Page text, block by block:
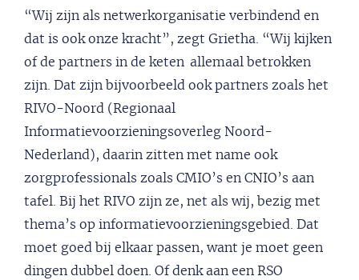
“Wij zijn als netwerkorganisatie verbindend en
dat is ook onze kracht”, zegt Grietha. “Wij kijken
of de partners in de keten allemaal betrokken
zijn. Dat zijn bijvoorbeeld ook partners zoals het
RIVO-Noord (Regionaal
Informatievoorzieningsoverleg Noord-
Nederland), daarin zitten met name ook
zorgprofessionals zoals CMIO’s en CNIO’s aan
tafel. Bij het RIVO zijn ze, net als wij, bezig met
thema’s op informatievoorzieningsgebied. Dat
moet goed bij elkaar passen, want je moet geen
dingen dubbel doen. Of denk aan een RSO